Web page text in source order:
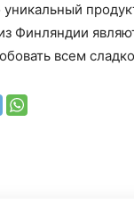
Финляндии
всем